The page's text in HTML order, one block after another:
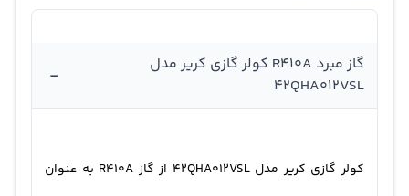
گاز مبرد R410A کولر گازی کریر مدل
42QHA012VSL
-
کولر گازی کریر مدل 42QHA012VSL از گاز R410A به عنوان